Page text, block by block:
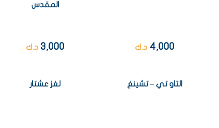
4,000 د.ك
المقدس
3,000 د.ك
التاو تي – تشينغ لغز عشتار